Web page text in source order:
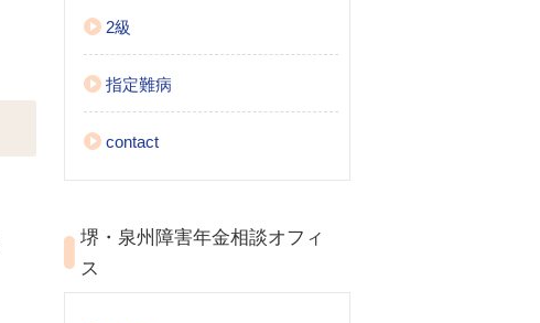
2級
指定難病
contact
堺・泉州障害年金相談オフィ
ス